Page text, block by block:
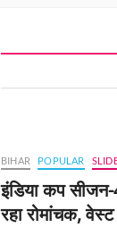
BIHAR POPULAR
इंडिया कप
रहा रोमांचक,